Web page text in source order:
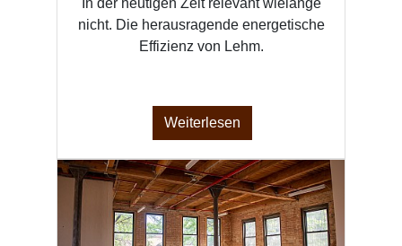
nicht. Die herausragende energetische
Effizienz von Lehm.
Weiterlesen